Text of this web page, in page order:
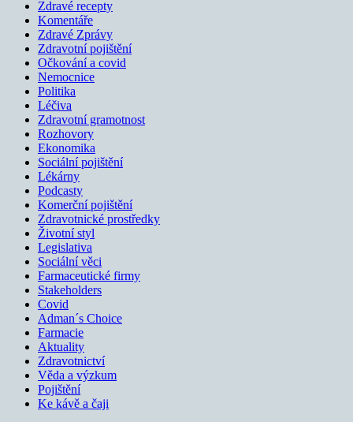
Zdravé recepty
Komentáře
Zdravé Zprávy
Zdravotní pojištění
Očkování a covid
Nemocnice
Politika
Léčiva
Zdravotní gramotnost
Rozhovory
Ekonomika
Sociální pojištění
Lékárny
Podcasty
Komerční pojištění
Zdravotnické prostředky
Životní styl
Legislativa
Sociální věci
Farmaceutické firmy
Stakeholders
Covid
Adman´s Choice
Farmacie
Aktuality
Zdravotnictví
Věda a výzkum
Pojištění
Ke kávě a čaji